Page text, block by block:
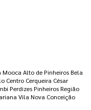
Mooca Alto de Pinheiros Bela
Centro Cerqueira César
Perdizes Pinheiros Região
Vila Nova Conceição